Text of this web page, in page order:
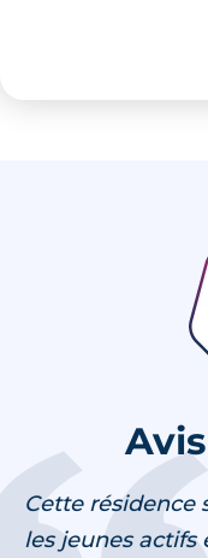
Avis
Cette résidence
les jeunes actifs